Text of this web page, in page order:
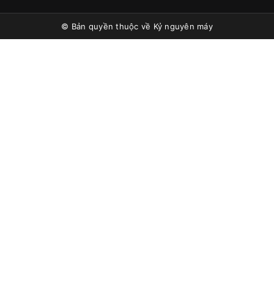
© Bản quyền thuộc về Kỷ nguyên máy